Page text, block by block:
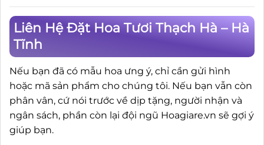
Liên Hệ Đặt Hoa Tươi Thạch Hà – Hà
Tĩnh
Nếu bạn đã có mẫu hoa ưng ý, chỉ cần gửi hình
hoặc mã sản phẩm cho chúng tôi. Nếu bạn vẫn còn
phân vân, cứ nói trước về dịp tặng, người nhận và
ngân sách, phần còn lại đội ngũ Hoagiare.vn sẽ gợi ý
giúp bạn.